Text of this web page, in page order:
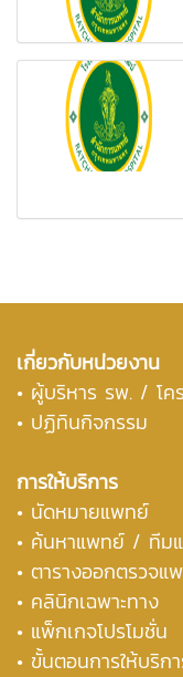
เกี่ยวกับหน่วยงาน
• ผู้บริหาร รพ. / โค
• ปฏิทินกิจกรรม
การให้บริการ
• นัดหมายแพทย์
• ค้นหาแพทย์ / ทีม
• ตารางออกตรวจแ
• คลินิกเฉพาะทาง
• แพ็กเกจโปรโมชั่น
• ขั้นตอนการให้บริก